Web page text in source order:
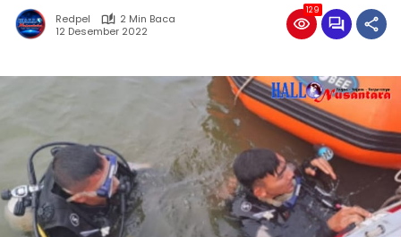
Redpel
2 Min Baca
12 Desember 2022
129